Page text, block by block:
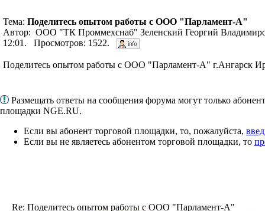
Тема: Поделитесь опытом работы с ООО "Парламент-А"
Автор: ООО "ТК Проммехснаб" Зеленский Георгий
12:01. Просмотров: 1522.
Поделитесь опытом работы с ООО "Парламент-А" г.Ангарск
Размещать ответы на сообщения форума могут только
площадки NGE.RU.
Если вы абонент торговой площадки, то, пожалуйста,
Если вы не являетесь абонентом торговой площадки, то
Re: Поделитесь опытом работы с ООО "Парламент-А"